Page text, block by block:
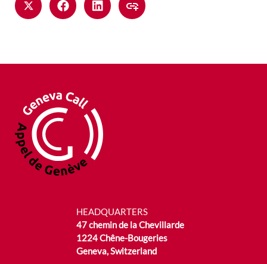
HEADQUARTERS
47 chemin de la Chevillarde
1224 Chêne-Bougeries
Geneva, Switzerland